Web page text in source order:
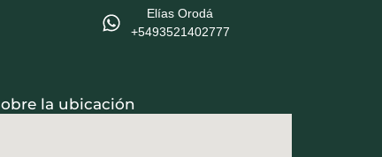
Elías Orodá
‪+5493521402777
la ubicación